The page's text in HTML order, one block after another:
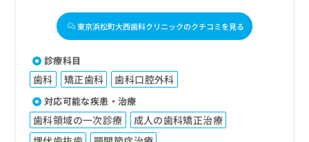
東京浜松町大西歯科クリニックのクチコミを見る
診療科目
歯科 矯正歯科 歯科口腔外科
対応可能な疾患・治療
歯科領域の一次診療
成人の歯科矯正治療